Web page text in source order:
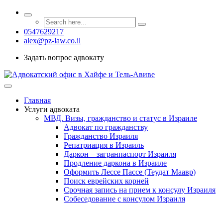
0547629217
alex@pz-law.co.il
Задать вопрос адвокату
Главная
Услуги адвоката
МВД. Визы, гражданство и статус в Израиле
Адвокат по гражданству
Гражданство Израиля
Репатриация в Израиль
Даркон – загранпаспорт Израиля
Продление даркона в Израиле
Оформить Лессе Пассе (Теудат Маавр)
Поиск еврейских корней
Срочная запись на прием к консулу Израиля
Собеседование с консулом Израиля